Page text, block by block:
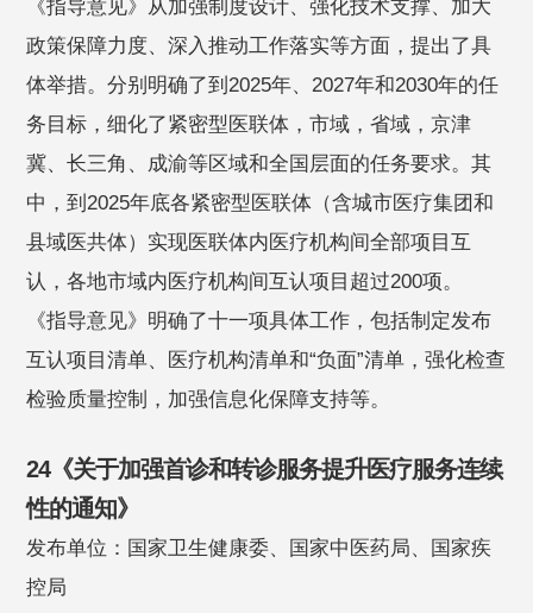
《指导意见》从加强制度设计、强化技术支撑、加大
政策保障力度、深入推动工作落实等方面，提出了具
体举措。分别明确了到2025年、2027年和2030年的任
务目标，细化了紧密型医联体，市域，省域，京津
冀、长三角、成渝等区域和全国层面的任务要求。其
中，到2025年底各紧密型医联体（含城市医疗集团和
县域医共体）实现医联体内医疗机构间全部项目互
认，各地市域内医疗机构间互认项目超过200项。
《指导意见》明确了十一项具体工作，包括制定发布
互认项目清单、医疗机构清单和“负面”清单，强化检查
检验质量控制，加强信息化保障支持等。
24《关于加强首诊和转诊服务提升医疗服务连续
性的通知》
发布单位：国家卫生健康委、国家中医药局、国家疾
控局